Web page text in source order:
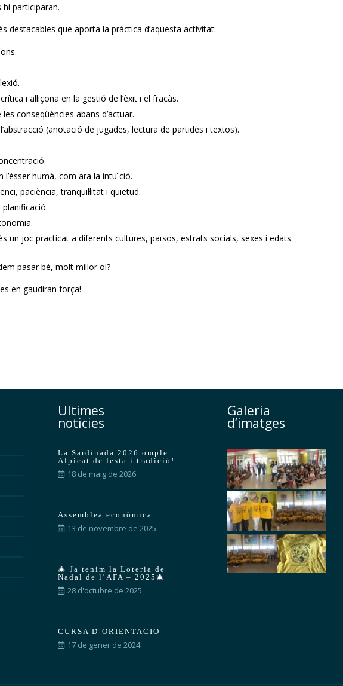
participaran.
destacables que aporta la pràctica d’aquesta activitat:
i alliçona en la gestió de l’èxit i el fracàs.
conseqüències abans d’actuar.
(anotació de jugades, lectura de partides i textos).
l’ésser humà, com ara la intuïció.
paciència, tranquil·litat i quietud.
planificació.
un joc practicat a diferents cultures, països, estrats socials, sexes i edats.
pasar bé, molt millor oi?
en gaudiran força!
Ultimes
noticies
La Sardinada 2026 omple
Alpicat de festa i tradició!
18 de maig de 2026
Assemblea econòmica
13 de novembre de 2025
🎄 Ja tenim la Loteria de
Nadal de l’AFA – 2025🎄
28 d'octubre de 2025
CURSA D’ORIENTACIO
17 de gener de 2024
Galeria
d’imatges